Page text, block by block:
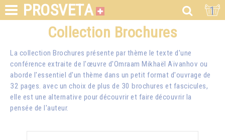
PROSVETA 1
Collection Brochures
La collection Brochures présente par thème le texte d'une
conférence extraite de l'œuvre d'Omraam Mikhaël Aïvanhov ou
aborde l'essentiel d'un thème dans un petit format d'ouvrage de
32 pages. avec un choix de plus de 30 brochures et fascicules,
elle est une alternative pour découvrir et faire découvrir la
pensée de l'auteur.